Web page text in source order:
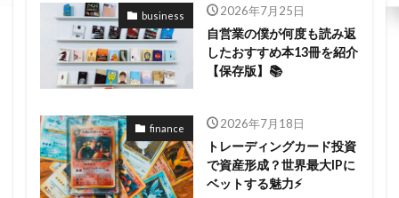
business 2026年7月25日
自営業の僕が何度も読み返
したおすすめ本13冊を紹介
【保存版】📚
finance 2026年7月18日
トレーディングカード投資
で資産形成？世界最大IPに
ベットする魅力⚡